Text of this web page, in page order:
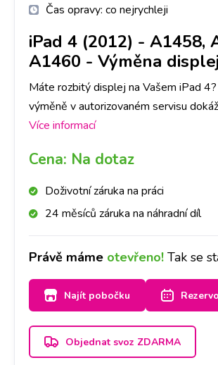
Čas opravy: co nejrychleji
iPad 4 (2012) - A1458,
A1460 - Výměna
Máte rozbitý displej na Vašem iPad
výměně v autorizovaném servisu
expresní provedení výměny a
Více informací
Cena: Na dotaz
Doživotní záruka na práci
24 měsíců záruka na náhradní díl
Právě máme otevřeno! Tak se
Najít pobočku
Objednat svoz ZDARMA